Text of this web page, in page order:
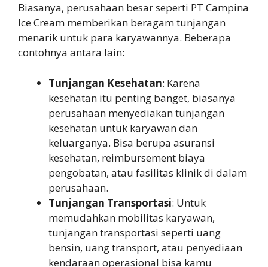
Biasanya, perusahaan besar seperti PT Campina
Ice Cream memberikan beragam tunjangan
menarik untuk para karyawannya. Beberapa
contohnya antara lain:
Tunjangan Kesehatan: Karena
kesehatan itu penting banget, biasanya
perusahaan menyediakan tunjangan
kesehatan untuk karyawan dan
keluarganya. Bisa berupa asuransi
kesehatan, reimbursement biaya
pengobatan, atau fasilitas klinik di dalam
perusahaan.
Tunjangan Transportasi: Untuk
memudahkan mobilitas karyawan,
tunjangan transportasi seperti uang
bensin, uang transport, atau penyediaan
kendaraan operasional bisa kamu